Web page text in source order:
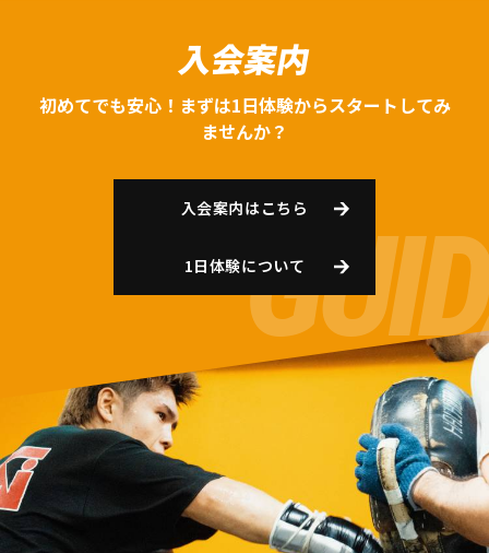
入会案内
初めてでも安心！まずは1日体験からスタートしてみ
ませんか？
入会案内はこちら
1日体験について